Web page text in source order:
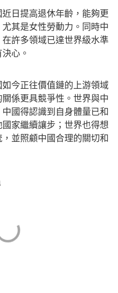
日提高退休年齡，能夠更
其是女性勞動力。同時中
許多領域已達世界級水準
心。
今正往價值鏈的上游領域
係更具競爭性。世界與中
國得認識到自身體量已和
家繼續讓步；世界也得想
並照顧中國合理的關切和